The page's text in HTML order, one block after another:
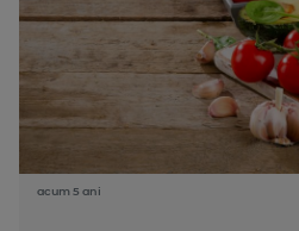
acum 5 ani